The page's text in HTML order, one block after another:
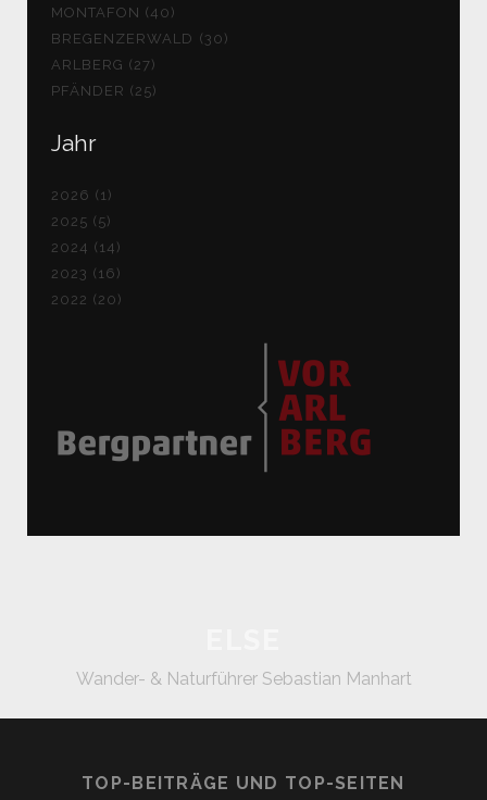
MONTAFON (40)
BREGENZERWALD (30)
ARLBERG (27)
PFÄNDER (25)
Jahr
2026 (1)
2025 (5)
2024 (14)
2023 (16)
2022 (20)
Wander- & Naturführer Sebastian Manhart
TOP-BEITRÄGE UND TOP-SEITEN